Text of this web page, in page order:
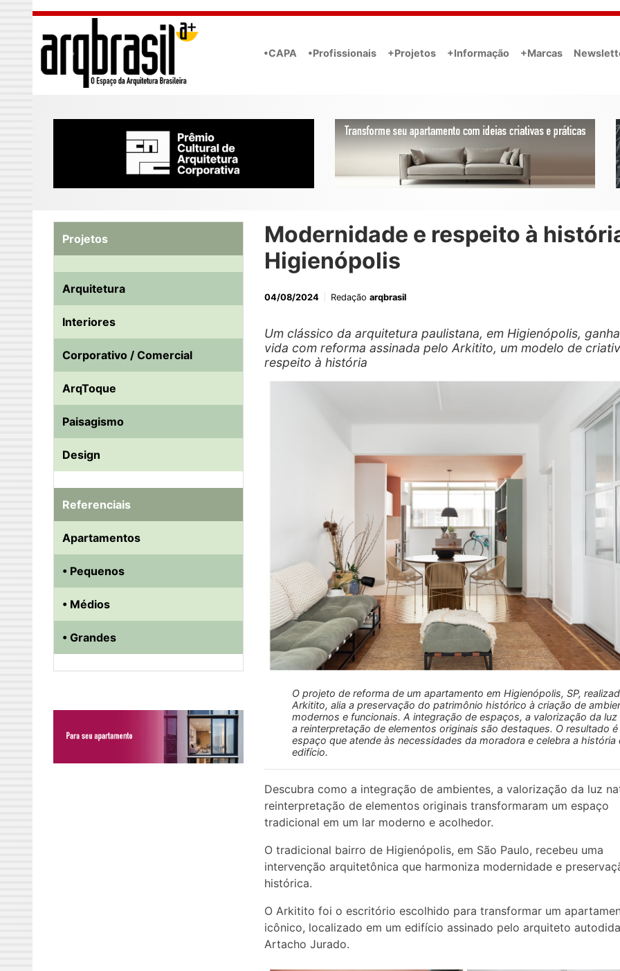
Skip to main content
•CAPA •Profissionais +Projetos +Informação +Marcas
Modernidade e respeito à
Higienópolis
04/08/2024 Redação arqbrasil
Um clássico da arquitetura paulistana, em Higienópolis,
vida com reforma assinada pelo Arkitito, um modelo de
respeito à história
O projeto de reforma de um apartamento em Higienópolis, SP,
Arkitito, alia a preservação do patrimônio histórico à criação de
modernos e funcionais. A integração de espaços, a valorização da luz
a reinterpretação de elementos originais são destaques. O resultado é
espaço que atende às necessidades da moradora e celebra a história
edifício.
Descubra como a integração de ambientes, a valorização da luz
reinterpretação de elementos originais transformaram um espaço
tradicional em um lar moderno e acolhedor.
O tradicional bairro de Higienópolis, em São Paulo, recebeu uma
intervenção arquitetônica que harmoniza modernidade e
histórica.
O Arkitito foi o escritório escolhido para transformar um
icônico, localizado em um edifício assinado pelo arquiteto
Artacho Jurado.
Projetos
Arquitetura
Interiores
Corporativo / Comercial
ArqToque
Paisagismo
Design
Referenciais
Apartamentos
• Pequenos
• Médios
• Grandes